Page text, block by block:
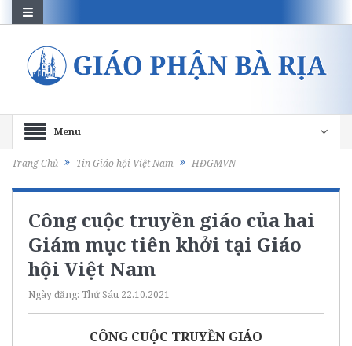
Menu
Trang Chủ Tin Giáo hội Việt Nam HĐGMVN
Công cuộc truyền giáo của hai
Giám mục tiên khởi tại Giáo
hội Việt Nam
Ngày đăng: Thứ Sáu 22.10.2021
CÔNG CUỘC TRUYỀN GIÁO